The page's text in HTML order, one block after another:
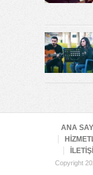
ANA
Copyright